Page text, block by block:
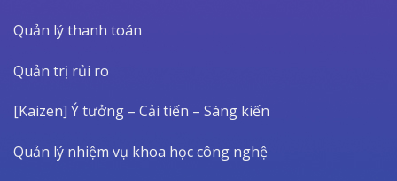
Quản lý thanh toán
Quản trị rủi ro
[Kaizen] Ý tưởng – Cải tiến – Sáng kiến
Quản lý nhiệm vụ khoa học công nghệ